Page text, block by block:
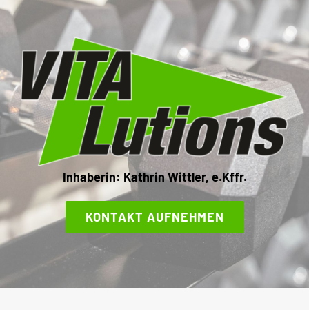
Inhaberin: Kathrin Wittler, e.Kffr.
KONTAKT AUFNEHMEN
ÖFFNUNGSZEITEN UND
KONTAKT
Termine nach Vereinbarung
Öffnungszeiten gemäß Kursplan